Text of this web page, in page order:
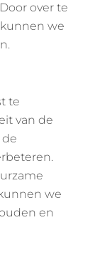
over te
we
te
van de
we
en